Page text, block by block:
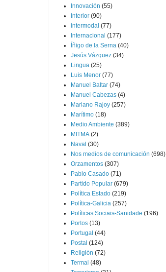
Innovación (55)
Interior (90)
intermodal (77)
Internacional (177)
Íñigo de la Serna (40)
Jesús Vázquez (34)
Lingua (25)
Luis Menor (77)
Manuel Baltar (74)
Manuel Cabezas (4)
Mariano Rajoy (257)
Marítimo (18)
Medio Ambiente (389)
MITMA (2)
Naval (30)
Nos medios de comunicación (698)
Orzamentos (307)
Pablo Casado (71)
Partido Popular (679)
Política Estado (219)
Política-Galicia (257)
Políticas Sociais-Sanidade (196)
Portos (13)
Portugal (44)
Postal (124)
Religión (72)
Termal (48)